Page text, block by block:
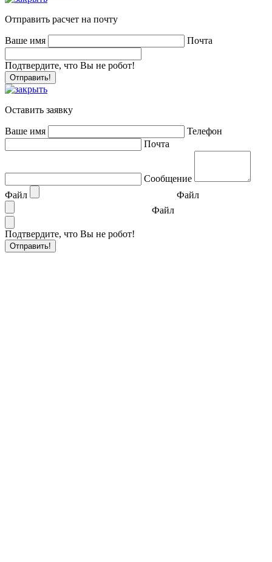
Отправить расчет на почту
Ваше имя Почта
Подтвердите, что Вы не робот!
Оставить заявку
Ваше имя
Телефон
Почта
Сообщение
Файл
Файл
Файл
Подтвердите, что Вы не робот!